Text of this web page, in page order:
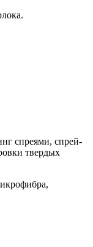
спреями, спрей-
твердых